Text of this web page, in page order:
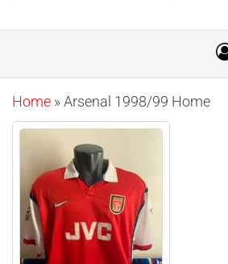
Home »Arsenal 1998/99 Home